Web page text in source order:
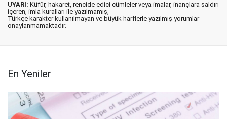
UYARI: Küfür, hakaret, rencide edici cümleler veya imalar, inançlara saldırı
içeren, imla kuralları ile yazılmamış,
Türkçe karakter kullanılmayan ve büyük harflerle yazılmış yorumlar
onaylanmamaktadır.
En Yeniler